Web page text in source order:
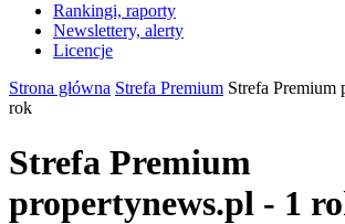
Rankingi, raporty
Newslettery, alerty
Licencje
Strona główna Strefa Premium Strefa Premium
rok
Strefa Premium
propertynews.pl - 1